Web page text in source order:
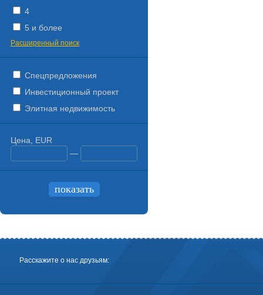
4
5 и более
Расширенный поиск
Спецпредложения
Инвестиционный проект
Элитная недвижимость
Цена, EUR
—
Расскажите о нас друзьям: